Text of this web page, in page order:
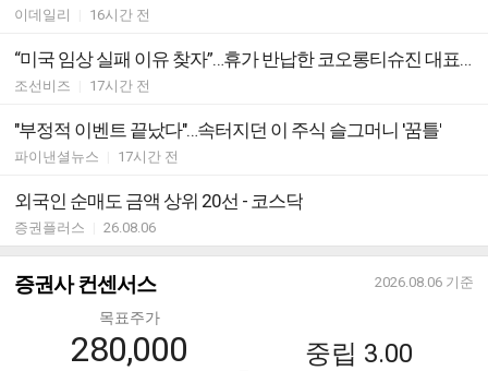
이데일리 16시간 전
“미국 임상 실패 이유 찾자”…휴가 반납한 코오롱티슈진 대표들
조선비즈 17시간 전
"부정적 이벤트 끝났다"…속터지던 이 주식 슬그머니 '꿈틀'
파이낸셜뉴스 17시간 전
외국인 순매도 금액 상위 20선 - 코스닥
증권플러스 26.08.06
증권사 컨센서스 2026.08.06 기준
목표주가
280,000 중립 3.00